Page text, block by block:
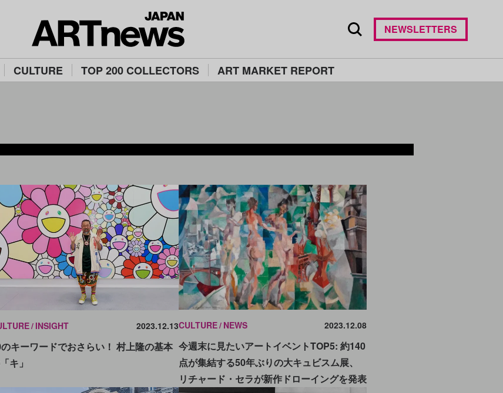
CULTURE TOP 200 COLLECTORS ART MARKET REPORT
NEWSLETTERS
INSIGHT 2023.12.13
キーワードでおさらい！ 村上隆の基本
キ」
CULTURE NEWS 2023.12.08
今週末に見たいアートイベントTOP5: 約140
点が集結する50年ぶりの大キュビスム展、
リチャード・セラが新作ドローイングを発表